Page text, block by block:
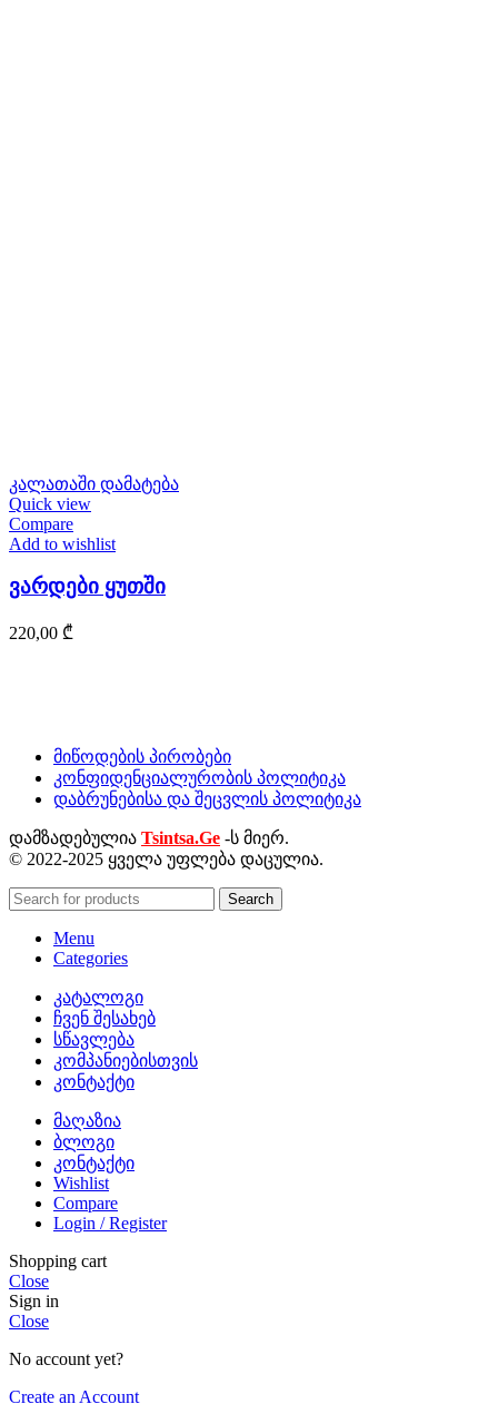
კალათაში დამატება
Quick view
Compare
Add to wishlist
ვარდები ყუთში
220,00 ₾
მიწოდების პირობები
კონფიდენციალურობის პოლიტიკა
დაბრუნებისა და შეცვლის პოლიტიკა
დამზადებულია Tsintsa.Ge -ს მიერ.
© 2022-2025 ყველა უფლება დაცულია.
Search
Menu
Categories
კატალოგი
ჩვენ შესახებ
სწავლება
კომპანიებისთვის
კონტაქტი
მაღაზია
ბლოგი
კონტაქტი
Wishlist
Compare
Login / Register
Shopping cart
Close
Sign in
Close
No account yet?
Create an Account